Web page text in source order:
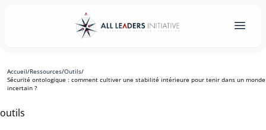
Accueil/Ressources/Outils/
Sécurité ontologique : comment cultiver une stabilité intérieure pour tenir dans un monde
incertain ?
outils